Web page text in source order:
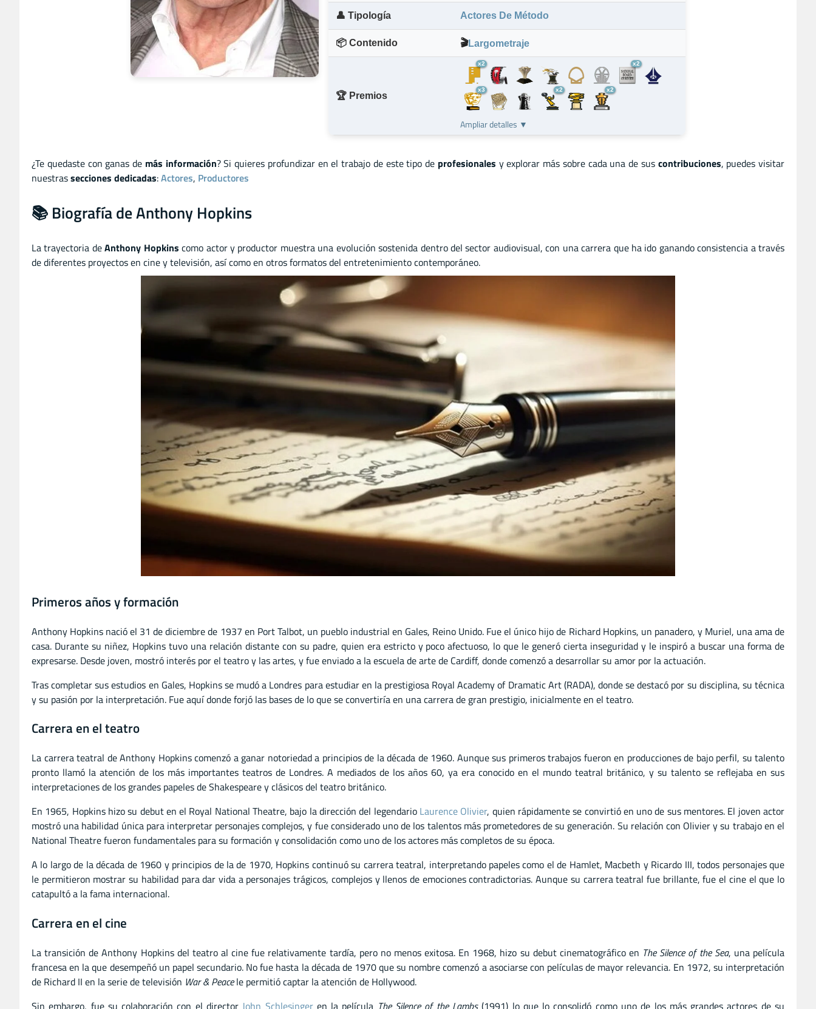
👤 Tipología Actores De Método
📦 Contenido 🎬Largometraje
🏆 Premios
x2 x2
x3 x2 x2
Ampliar detalles ▼
¿Te quedaste con ganas de más información? Si quieres profundizar en el trabajo de este tipo de profesionales y explorar más sobre cada una de sus contribuciones, puedes visitar
nuestrassecciones dedicadas:Actores, Productores
📚 Biografía de Anthony Hopkins
La trayectoria deAnthony Hopkins como actory productor muestra una evolución sostenida dentro del sector audiovisual, con una carrera que ha ido ganando consistencia a través
de diferentes proyectos en cine y televisión, así como en otros formatos del entretenimiento contemporáneo.
Primeros años y formación
Anthony Hopkins nació el 31 de diciembre de 1937 en Port Talbot, un pueblo industrial en Gales, Reino Unido. Fue el único hijo de Richard Hopkins, un panadero, y Muriel, una ama de
casa. Durante su niñez, Hopkins tuvo una relación distante con su padre, quien era estricto y poco afectuoso, lo que le generó cierta inseguridad y le inspiró a buscar una forma de
expresarse. Desde joven, mostró interés por el teatro y las artes, y fue enviado a la escuela de arte de Cardiff, donde comenzó a desarrollar su amor por la actuación.
Tras completar sus estudios en Gales, Hopkins se mudó a Londres para estudiar en la prestigiosa Royal Academy of Dramatic Art (RADA), donde se destacó por su disciplina, su técnica
y su pasión por la interpretación. Fue aquí donde forjó las bases de lo que se convertiría en una carrera de gran prestigio, inicialmente en el teatro.
Carrera en el teatro
La carrera teatral de Anthony Hopkins comenzó a ganar notoriedad a principios de la década de 1960. Aunque sus primeros trabajos fueron en producciones de bajo perfil, su talento
pronto llamó la atención de los más importantes teatros de Londres. A mediados de los años 60, ya era conocido en el mundo teatral británico, y su talento se reflejaba en sus
interpretaciones de los grandes papeles de Shakespeare y clásicos del teatro británico.
En 1965, Hopkins hizo su debut en el Royal National Theatre, bajo la dirección del legendario Laurence Olivier, quien rápidamente se convirtió en uno de sus mentores. El joven actor
mostró una habilidad única para interpretar personajes complejos, y fue considerado uno de los talentos más prometedores de su generación. Su relación con Olivier y su trabajo en el
National Theatre fueron fundamentales para su formación y consolidación como uno de los actores más completos de su época.
A lo largo de la década de 1960 y principios de la de 1970, Hopkins continuó su carrera teatral, interpretando papeles como el de Hamlet, Macbeth y Ricardo III, todos personajes que
le permitieron mostrar su habilidad para dar vida a personajes trágicos, complejos y llenos de emociones contradictorias. Aunque su carrera teatral fue brillante, fue el cine el que lo
catapultó a la fama internacional.
Carrera en el cine
La transición de Anthony Hopkins del teatro al cine fue relativamente tardía, pero no menos exitosa. En 1968, hizo su debut cinematográfico en The Silence of the Sea, una película
francesa en la que desempeñó un papel secundario. No fue hasta la década de 1970 que su nombre comenzó a asociarse con películas de mayor relevancia. En 1972, su interpretación
de Richard II en la serie de televisión War & Peacele permitió captar la atención de Hollywood.
Sin embargo, fue su colaboración con el director John Schlesingeren la película The Silence of the Lambs(1991) lo que lo consolidó como uno de los más grandes actores de su